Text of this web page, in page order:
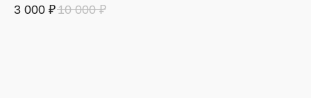
3 000 ₽10 000 ₽